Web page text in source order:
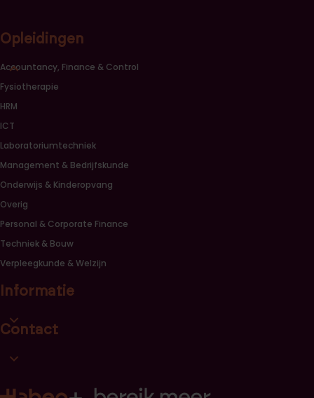
Opleidingen
Sluiten opleidingscategorieën link lijst
Accountancy, Finance & Control
Fysiotherapie
HRM
ICT
Laboratoriumtechniek
Management & Bedrijfskunde
Onderwijs & Kinderopvang
Overig
Personal & Corporate Finance
Techniek & Bouw
Verpleegkunde & Welzijn
Informatie
Open informatie link lijst
Contact
Open contact link lijst